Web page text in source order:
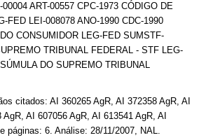
ART-00557 CPC-1973 CÓDIGO DE
FED LEI-008078 ANO-1990 CDC-1990
CONSUMIDOR LEG-FED SUMSTF-
TRIBUNAL FEDERAL - STF LEG-
DO SUPREMO TRIBUNAL
citados: AI 360265 AgR, AI 372358 AgR, AI
AI 607056 AgR, AI 613541 AgR, AI
páginas: 6. Análise: 28/11/2007, NAL.